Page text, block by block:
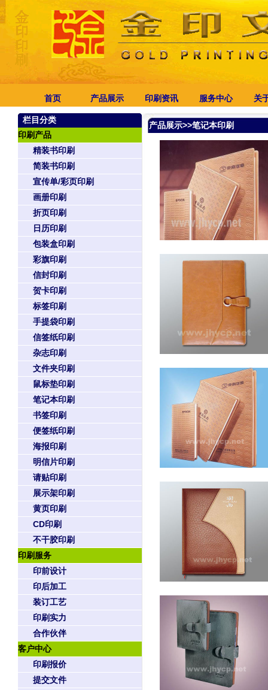
首页 产品展示 印刷资讯 服务中心 关
栏目分类
印刷产品
精装书印刷
简装书印刷
宣传单/彩页印刷
画册印刷
折页印刷
日历印刷
包装盒印刷
彩旗印刷
信封印刷
贺卡印刷
标签印刷
手提袋印刷
信签纸印刷
杂志印刷
文件夹印刷
鼠标垫印刷
笔记本印刷
书签印刷
便签纸印刷
海报印刷
明信片印刷
请贴印刷
展示架印刷
黄页印刷
CD印刷
不干胶印刷
印刷服务
印前设计
印后加工
装订工艺
印刷实力
合作伙伴
客户中心
印刷报价
提交文件
产品展示>>笔记本印刷